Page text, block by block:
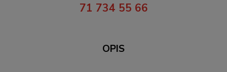
71 734 55 66
OPIS